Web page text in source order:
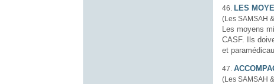
46. LES
(Les SAMSAH
Les moyens
CASF. Ils doivent permettre : La
et
47.
(Les SAMSAH